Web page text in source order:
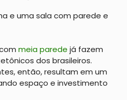
meia parede já fazem
dos brasileiros.
então, resultam em um
espaço e investimento